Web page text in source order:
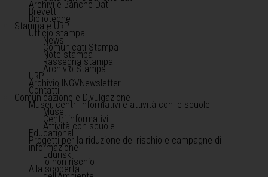
Archivi e Banche Dati
Brevetti
Biblioteche
Stampa e URP
Ufficio stampa
News
Comunicati Stampa
Note stampa
Rassegna stampa
Archivio Stampa
URP
Archivio INGVNewsletter
Contatti
Comunicazione e Divulgazione
Musei, centri informativi e attività con le scuole
Musei
Centri informativi
Attività con scuole
Educational
Progetti per la riduzione del rischio e campagne di
informazione
Edurisk
Io non rischio
Alla scoperta